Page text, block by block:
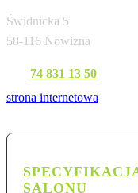
Świdnicka 5
58-116 Nowizna
74 831 13 50
strona internetowa
SALONU